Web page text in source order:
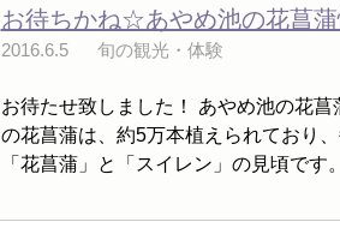
お待ちかね☆あやめ池の花菖
2016.6.5 旬の観光・体験
お待たせ致しました！ あやめ池の花
の花菖蒲は、約5万本植えられており
「花菖蒲」と「スイレン」の見頃です